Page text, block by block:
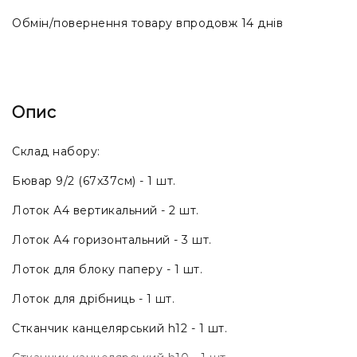
Обмін/повернення товару впродовж 14 днів
Опис
Склад набору:
Бювар 9/2 (67x37см) - 1 шт.
Лоток А4 вертикальний - 2 шт.
Лоток А4 горизонтальний - 3 шт.
Лоток для блоку паперу - 1 шт.
Лоток для дрібниць - 1 шт.
Стканчик канцелярський h12 - 1 шт.